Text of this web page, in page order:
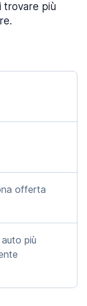
trovare più
offerta
più